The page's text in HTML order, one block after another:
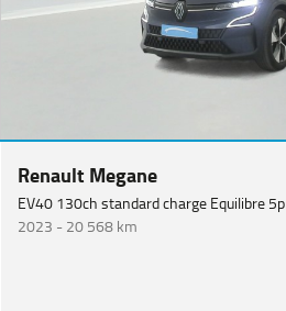
Renault Megane
EV40 130ch standard charge Equilibre 5p
2023 -20 568 km